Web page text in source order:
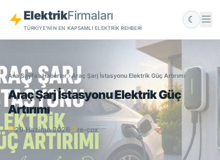
ElektrikFirmaları
TÜRKIYE'NIN EN KAPSAMLI ELEKTRIK REHBERI
☾
Ana Sayfa Haberler Araç Şarj İstasyonu Elektrik Güç Artırımı
Araç Şarj İstasyonu Elektrik Güç
Artırımı
29 Haziran 2026 re-cox